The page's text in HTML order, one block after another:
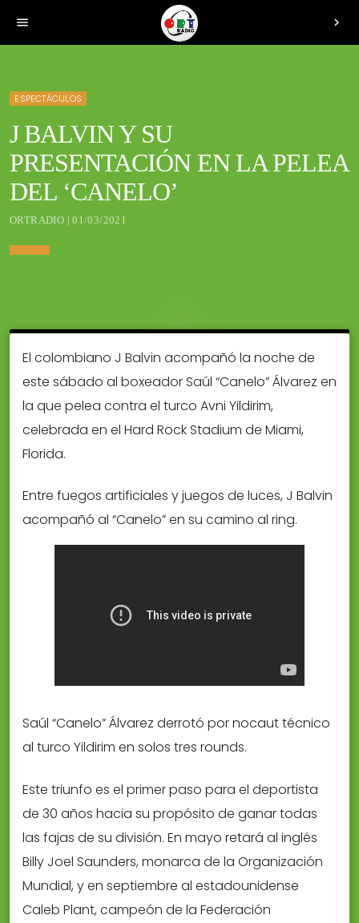
menu chevron_right
ESPECTÁCULOS
J BALVIN Y SU
PRESENTACIÓN EN LA PELEA
DEL ‘CANELO’
ORTRADIO | 01/03/2021
El colombiano J Balvin acompañó la noche de
este sábado al boxeador Saúl “Canelo” Álvarez en
la que pelea contra el turco Avni Yildirim,
celebrada en el Hard Rock Stadium de Miami,
Florida.
Entre fuegos artificiales y juegos de luces, J Balvin
acompañó al “Canelo” en su camino al ring.
Saúl “Canelo” Álvarez derrotó por nocaut técnico
al turco Yildirim en solos tres rounds.
Este triunfo es el primer paso para el deportista
de 30 años hacia su propósito de ganar todas
las fajas de su división. En mayo retará al inglés
Billy Joel Saunders, monarca de la Organización
Mundial, y en septiembre al estadounidense
Caleb Plant, campeón de la Federación